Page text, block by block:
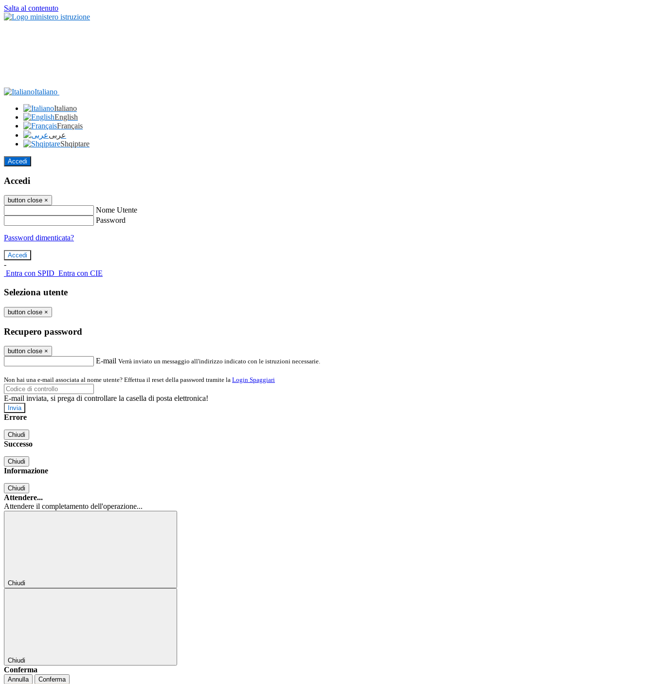
Salta al contenuto
Italiano
Italiano
English
Français
عربى
Shqiptare
Accedi
Accedi
button close ×
Nome Utente
Password
Password dimenticata?
-
Entra con SPID Entra con CIE
Seleziona utente
button close ×
Recupero password
button close ×
E-mail Verrà inviato un messaggio all'indirizzo indicato con le istruzioni necessarie.
Non hai una e-mail associata al nome utente? Effettua il reset della password tramite la Login Spaggiari
E-mail inviata, si prega di controllare la casella di posta elettronica!
Errore
Chiudi
Successo
Chiudi
Informazione
Chiudi
Attendere...
Attendere il completamento dell'operazione...
Chiudi
Chiudi
Conferma
Annulla Conferma